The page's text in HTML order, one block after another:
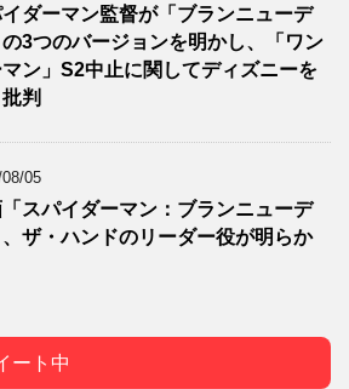
イダーマン監督が「ブランニューデ
3つのバージョンを明かし、「ワン
ン」S2中止に関してディズニーを
判
08/05
「スパイダーマン：ブランニューデ
ザ・ハンドのリーダー役が明らか
ート中